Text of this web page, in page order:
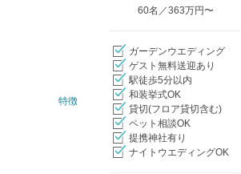
60名／363万円〜
特徴
ガーデンウエディング
ゲスト無料送迎あり
駅徒歩5分以内
和装挙式OK
貸切(フロア貸切含む)
ペット相談OK
提携神社有り
ナイトウエディングOK